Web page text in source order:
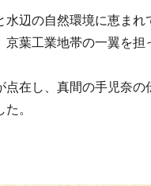
辺の自然環境に恵まれ
葉工業地帯の一翼を担
在し、真間の手児奈
。